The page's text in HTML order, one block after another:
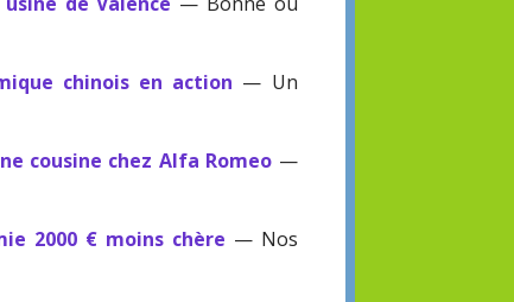
chinois en action — Un
cousine chez Alfa Romeo —
2000 € moins chère — Nos